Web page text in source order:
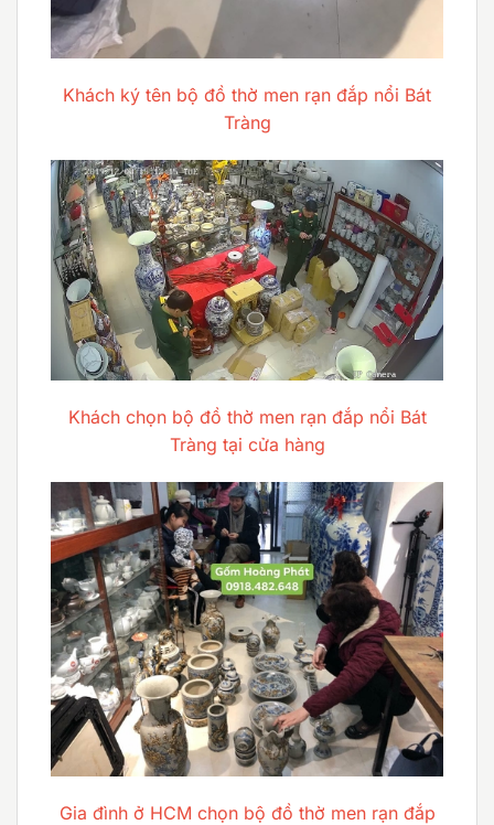
Khách ký tên bộ đồ thờ men rạn đắp nổi Bát
Tràng
Khách chọn bộ đồ thờ men rạn đắp nổi Bát
Tràng tại cửa hàng
Gia đình ở HCM chọn bộ đồ thờ men rạn đắp